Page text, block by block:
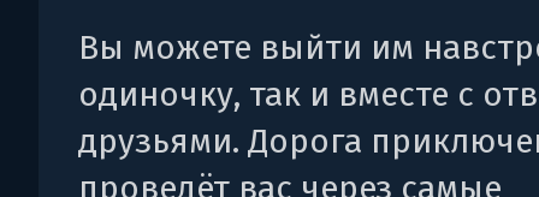
Вы можете выйти им
одиночку, так и вместе с
друзьями. Дорога
проведёт вас через самые